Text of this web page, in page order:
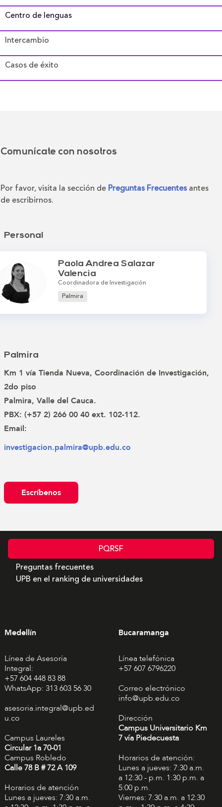
Centro de lenguas
Intercambio
Casos de éxito
Comunícate con nosotros
Por favor, visita la sección de Preguntas Frecuentes antes
de escribirnos.
Personal
Paola Andrea Salazar
Valencia
Coordinadora de Investigación
Palmira
Palmira
Km 1 vía Tienda Nueva, Coordinación de Investigación,
2do piso
Palmira, Valle del Cauca.
PBX: (+57 2) 266 00 40 ext. 102-112.
Email:
investigacion.palmira@upb.edu.co
Escríbenos
PQRSF
Preguntas frecuentes
UPB en el ranking de universidades
Medellín
Línea de Asesoría
Integral:
+57 604 448 83 88
WhatsApp: 313 603 56 30
asesoria.integral@upb.ed
u.co
Campus Laureles
Circular 1a 70-01
Campus Robledo
Calle 78 B # 72 A 109
Horarios de atención
Lunes a jueves: 7:30 a.m.
Bucaramanga
Línea telefónica
+57 607 6796220
Correo electrónico
info@upb.edu.co
Dirección
Campus Universitario Km
7 vía Piedecuesta
Horarios de atención:
Lunes a jueves: 7:30 a.m.
a 12:30 - p.m. 1:30 p.m. a
5:00 p.m.
Viernes: 7:30 a.m. a 12:30